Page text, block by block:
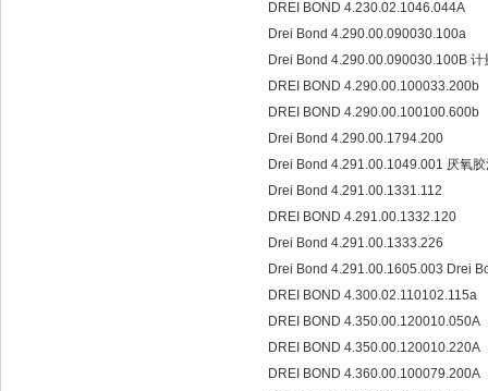
DREI BOND 4.230.02.1046.044A
Drei Bond 4.290.00.090030.100a
Drei Bond 4.290.00.090030.100B
DREI BOND 4.290.00.100033.200b
DREI BOND 4.290.00.100100.600b
Drei Bond 4.290.00.1794.200
Drei Bond 4.291.00.1049.001 厌氧
Drei Bond 4.291.00.1331.112
DREI BOND 4.291.00.1332.120
Drei Bond 4.291.00.1333.226
Drei Bond 4.291.00.1605.003 Drei
DREI BOND 4.300.02.110102.115a
DREI BOND 4.350.00.120010.050A
DREI BOND 4.350.00.120010.220A
DREI BOND 4.360.00.100079.200A